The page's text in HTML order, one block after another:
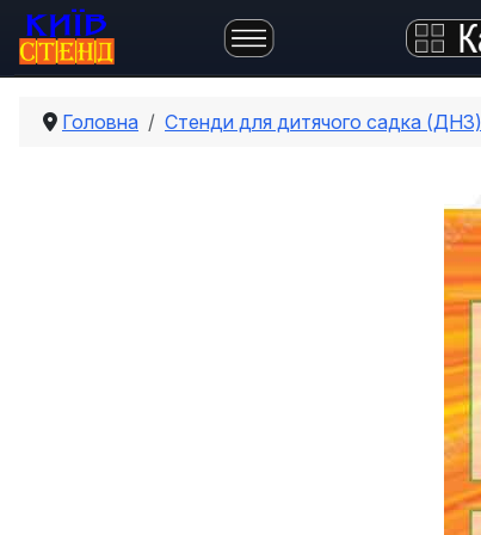
Головна Стенди для дитячого садка (ДНЗ)